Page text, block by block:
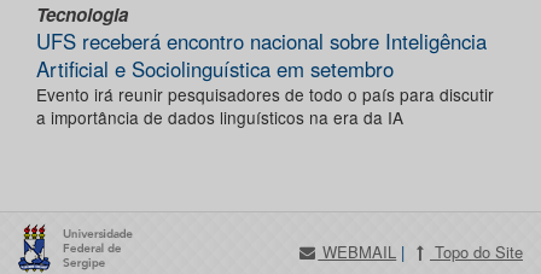
Tecnologia
UFS receberá encontro nacional sobre Inteligência
Artificial e Sociolinguística em setembro
Evento irá reunir pesquisadores de todo o país para discutir
a importância de dados linguísticos na era da IA
WEBMAIL | Topo do Site